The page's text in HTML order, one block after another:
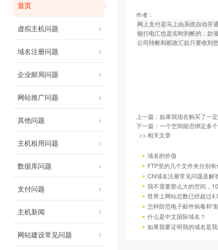
首页
虚拟主机问题
域名注册问题
企业邮局问题
网站推广问题
其他问题
主机租用问题
数据库问题
支付问题
主机新闻
网站建设常见问题
作者：
网上支付是马上由系统自动开
银行电汇也是实时到帐的，款
公司转帐和邮政汇款只要收到
上一篇： 如果我现在购买了一
下一篇： 一个空间能否绑定多
>> 相关文章
域名的价值
FTP里的几个文件夹分别
CN域名注册常见问题及解
我不需要那么大的空间，
世界上网站总数已经超过
怎样防范电子邮件病毒和“
什么是中文国际域名？
如果我要证明我的域名是